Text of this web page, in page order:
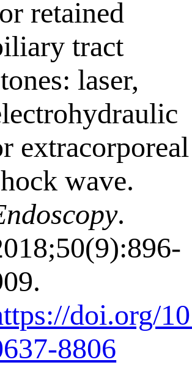
retained
tract
laser,
extracorporeal
wave.
.
doi.org/
8806